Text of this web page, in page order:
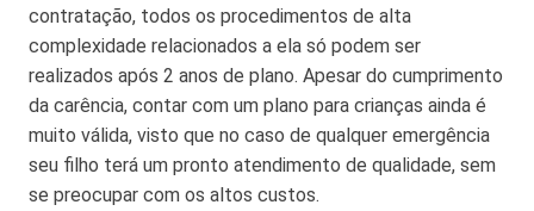
contratação, todos os procedimentos de alta
complexidade relacionados a ela só podem ser
realizados após 2 anos de plano. Apesar do cumprimento
da carência, contar com um plano para crianças ainda é
muito válida, visto que no caso de qualquer emergência
seu filho terá um pronto atendimento de qualidade, sem
se preocupar com os altos custos.